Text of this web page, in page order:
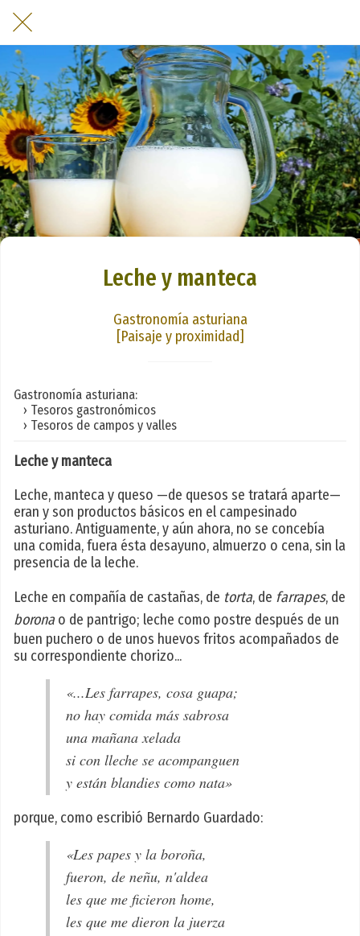
Leche y manteca
Gastronomía asturiana
[Paisaje y proximidad]
Gastronomía asturiana:
› Tesoros gastronómicos
› Tesoros de campos y valles
Leche y manteca
Leche, manteca y queso —de quesos se tratará aparte—
eran y son productos básicos en el campesinado
asturiano. Antiguamente, y aún ahora, no se concebía
una comida, fuera ésta desayuno, almuerzo o cena, sin la
presencia de la leche.
Leche en compañía de castañas, de torta, de farrapes, de
borona o de pantrigo; leche como postre después de un
buen puchero o de unos huevos fritos acompañados de
su correspondiente chorizo...
«...Les farrapes, cosa guapa;
no hay comida más sabrosa
una mañana xelada
si con lleche se acompanguen
y están blandies como nata»
porque, como escribió Bernardo Guardado:
«Les papes y la boroña,
fueron, de neñu, n'aldea
les que me ficieron home,
les que me dieron la juerza